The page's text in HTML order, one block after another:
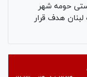
حومه شهر
هدف قرار